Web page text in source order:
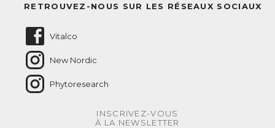
RETROUVEZ-NOUS SUR LES RÉSEAUX SOCIAUX
Vitalco
New Nordic
Phytoresearch
INSCRIVEZ-VOUS
À LA NEWSLETTER